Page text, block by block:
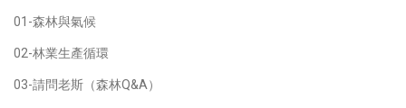
01-森林與氣候
02-林業生產循環
03-請問老斯（森林Q&A）